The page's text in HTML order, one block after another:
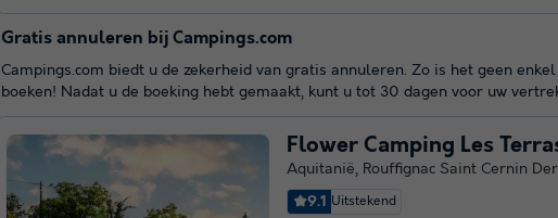
Flower Camping Les
Aquitanië, Rouffignac Saint Cernin
9.1 Uitstekend
Gratis annuleren bij Campings.com
Campings.com biedt u de zekerheid van gratis annuleren. Zo is het geen
boeken! Nadat u de boeking hebt gemaakt, kunt u tot 30 dagen voor uw